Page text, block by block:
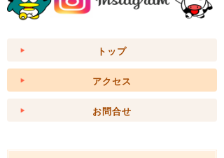
トップ
アクセス
お問合せ